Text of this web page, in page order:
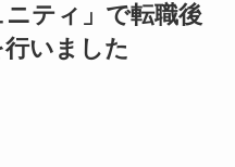
ニティ」で転職後
いました